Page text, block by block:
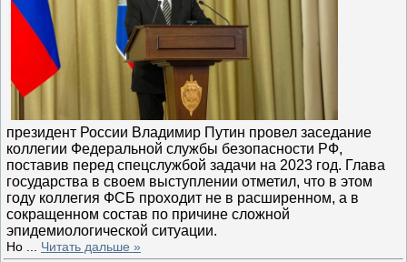
президент России Владимир Путин провел заседание
коллегии Федеральной службы безопасности РФ,
поставив перед спецслужбой задачи на 2023 год. Глава
государства в своем выступлении отметил, что в этом
году коллегия ФСБ проходит не в расширенном, а в
сокращенном состав по причине сложной
эпидемиологической ситуации.
Но ... Читать дальше »